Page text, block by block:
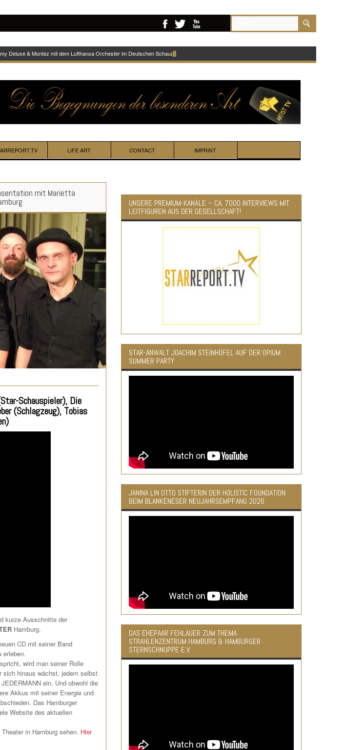
Deluxe & Montez mit dem Lufthansa Orchester im Deutschen Schauspielhaus!
LIFE ART CONTACT IMPRINT
mit Marietta
Schauspieler), Die
(Schlagzeug), Tobias
kurze Ausschnitte der
Hamburg.
CD mit seiner Band
erleben.
wird man seiner Rolle
sich hinaus wächst, jedem selbst
ein. Und obwohl die
Akkus mit seiner Energie und
Das Hamburger
Website des aktuellen
in Hamburg sehen. Hier
UNSERE PREMIUM-KANÄLE – CA. 7000 INTERVIEWS MIT
LEITFIGUREN AUS DER GESELLSCHAFT!
STAR-ANWALT JOACHIM STEINHÖFEL AUF DER OPIUM
SUMMER PARTY
JANINA LIN OTTO STIFTERIN DER HOLISTIC FOUNDATION
BEIM BLANKENESER NEUJAHRSEMPFANG 2026
DAS EHEPAAR FEHLAUER ZUM THEMA
STRAHLENZENTRUM HAMBURG & HAMBURGER
STERNSCHNUPPE E.V.